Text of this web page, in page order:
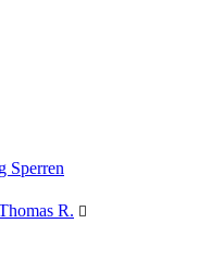
Sperren
R.